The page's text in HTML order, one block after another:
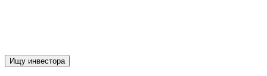
Ищу инвестора